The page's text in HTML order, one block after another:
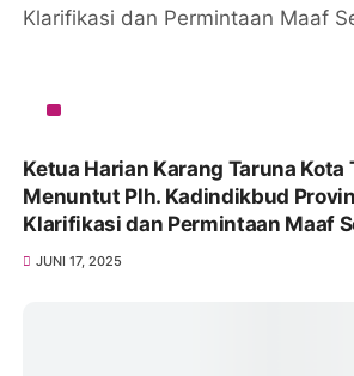
Ketua Harian Karang Taruna Kota
Menuntut Plh. Kadindikbud
Klarifikasi dan Permintaan Maaf
JUNI 17, 2025